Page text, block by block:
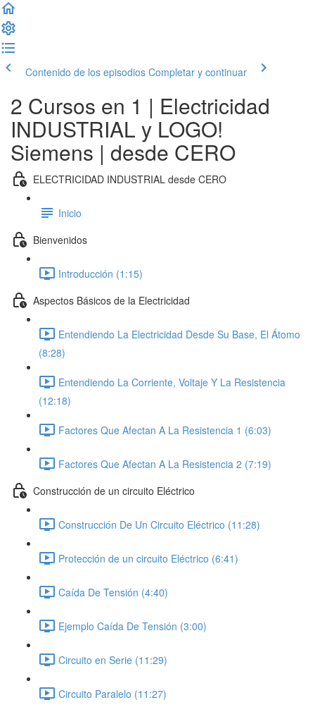
Contenido de los episodios Completar y continuar
2 Cursos en 1 | Electricidad
INDUSTRIAL y LOGO!
Siemens | desde CERO
ELECTRICIDAD INDUSTRIAL desde CERO
Inicio
Bienvenidos
Introducción (1:15)
Aspectos Básicos de la Electricidad
Entendiendo La Electricidad Desde Su Base, El Átomo
(8:28)
Entendiendo La Corriente, Voltaje Y La Resistencia
(12:18)
Factores Que Afectan A La Resistencia 1 (6:03)
Factores Que Afectan A La Resistencia 2 (7:19)
Construcción de un circuito Eléctrico
Construcción De Un Circuito Eléctrico (11:28)
Protección de un circuito Eléctrico (6:41)
Caída De Tensión (4:40)
Ejemplo Caída De Tensión (3:00)
Circuito en Serie (11:29)
Circuito Paralelo (11:27)